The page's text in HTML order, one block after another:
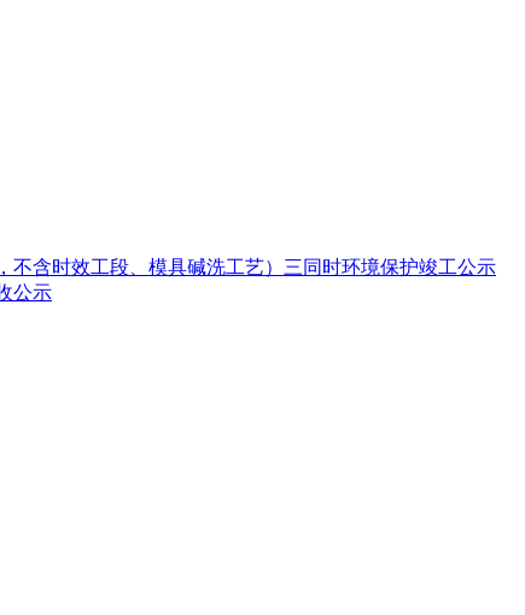
不含时效工段、模具碱洗工艺）三同时环境保护竣工公示
公示